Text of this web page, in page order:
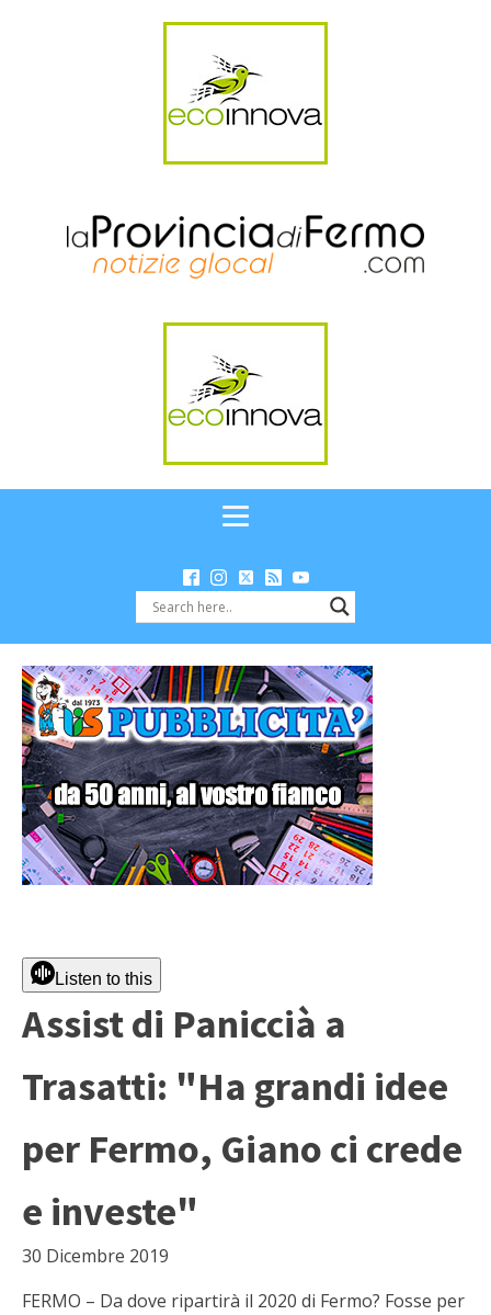
Listen to this
Assist di Paniccià a
Trasatti: "Ha grandi idee
per Fermo, Giano ci crede
e investe"
30 Dicembre 2019
FERMO – Da dove ripartirà il 2020 di Fermo? Fosse per